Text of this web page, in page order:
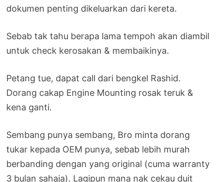
dokumen penting dikeluarkan dari kereta.
Sebab tak tahu berapa lama tempoh akan diambil
untuk check kerosakan & membaikinya.
Petang tue, dapat call dari bengkel Rashid.
Dorang cakap Engine Mounting rosak teruk &
kena ganti.
Sembang punya sembang, Bro minta dorang
tukar kepada OEM punya, sebab lebih murah
berbanding dengan yang original (cuma warranty
3 bulan sahaja). Lagipun mana nak cekau duit